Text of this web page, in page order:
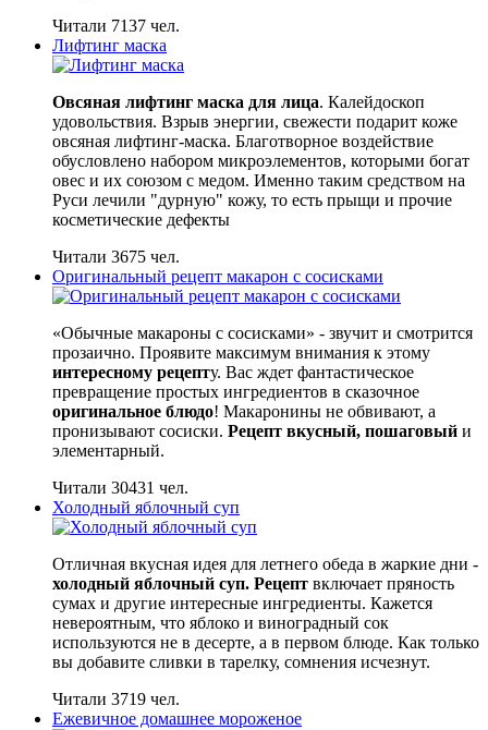
Читали 7137 чел.
Лифтинг маска
Овсяная лифтинг маска для лица. Калейдоскоп
удовольствия. Взрыв энергии, свежести подарит коже
овсяная лифтинг-маска. Благотворное воздействие
обусловлено набором микроэлементов, которыми богат
овес и их союзом с медом. Именно таким средством на
Руси лечили "дурную" кожу, то есть прыщи и прочие
косметические дефекты
Читали 3675 чел.
Оригинальный рецепт макарон с сосисками
«Обычные макароны с сосисками» - звучит и смотрится
прозаично. Проявите максимум внимания к этому
интересному рецепту. Вас ждет фантастическое
превращение простых ингредиентов в сказочное
оригинальное блюдо! Макаронины не обвивают, а
пронизывают сосиски. Рецепт вкусный, пошаговый и
элементарный.
Читали 30431 чел.
Холодный яблочный суп
Отличная вкусная идея для летнего обеда в жаркие дни -
холодный яблочный суп. Рецепт включает пряность
сумах и другие интересные ингредиенты. Кажется
невероятным, что яблоко и виноградный сок
используются не в десерте, а в первом блюде. Как только
вы добавите сливки в тарелку, сомнения исчезнут.
Читали 3719 чел.
Ежевичное домашнее мороженое